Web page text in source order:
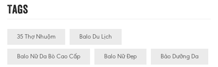
Tags
35 Thợ Nhuộm Balo Du Lịch
Balo Nữ Da Bò Cao Cấp Balo Nữ Đẹp Bảo Dưỡng Da